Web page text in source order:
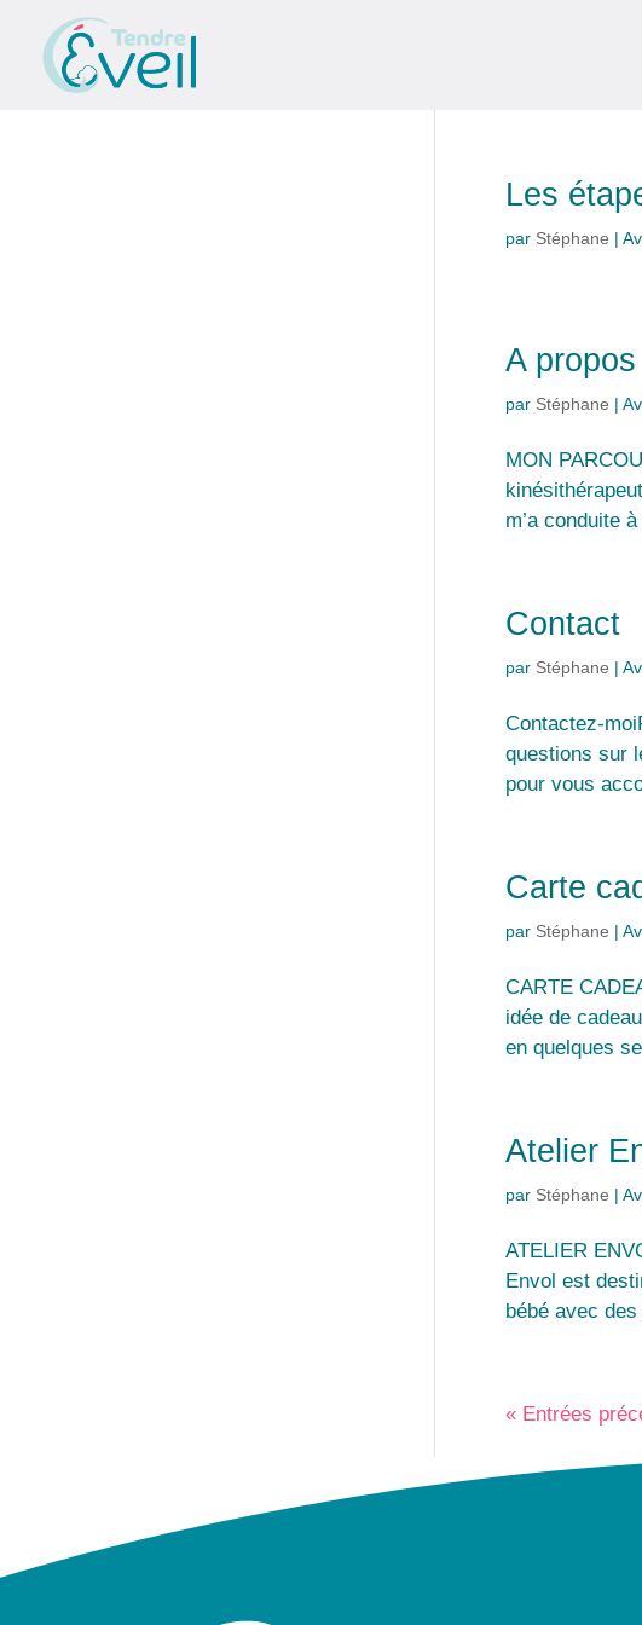
Les
par Stéphane |
A propos
par Stéphane |
MON
m’a conduite
Contact
par Stéphane |
Contactez-
questions sur
pour vous
Carte
par Stéphane |
CARTE
idée de
en quelques
Atelier
par Stéphane |
ATELIER
Envol est
bébé avec
« Entrées